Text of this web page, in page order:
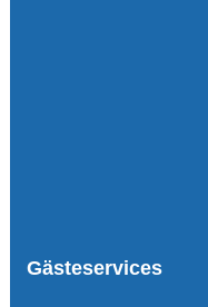
Gästeservices